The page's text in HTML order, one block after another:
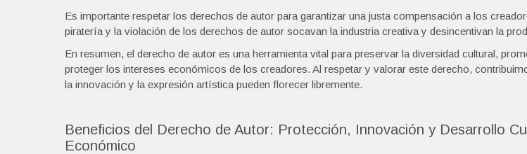
Es importante respetar los derechos de autor para garantizar una justa compensación a los
piratería y la violación de los derechos de autor socavan la industria creativa y desincentivan la
En resumen, el derecho de autor es una herramienta vital para preservar la diversidad cultural,
proteger los intereses económicos de los creadores. Al respetar y valorar este derecho,
la innovación y la expresión artística pueden florecer libremente.
Beneficios del Derecho de Autor: Protección, Innovación y Desarrollo
Económico